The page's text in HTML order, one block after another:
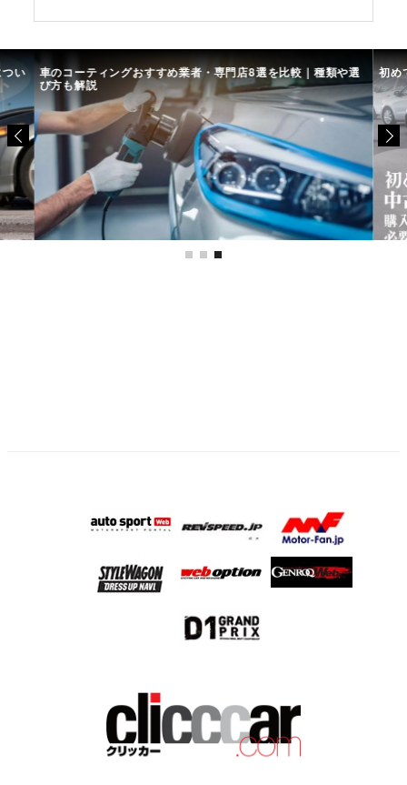
い 車のコーティングおすすめ業者・専門店8選を比較｜種類や選
び方も解説
初め